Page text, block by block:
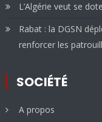
L’Algérie veut se
Rabat : la DGSN
renforcer les
SOCIÉTÉ
A propos